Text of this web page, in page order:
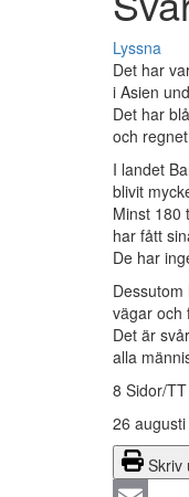
Lyssna
Det har
i Asien
Det har
och
I landet
blivit
Minst 180
har fått
De har
vägar och
Det är
alla
8 Sidor/TT
26
Skriv